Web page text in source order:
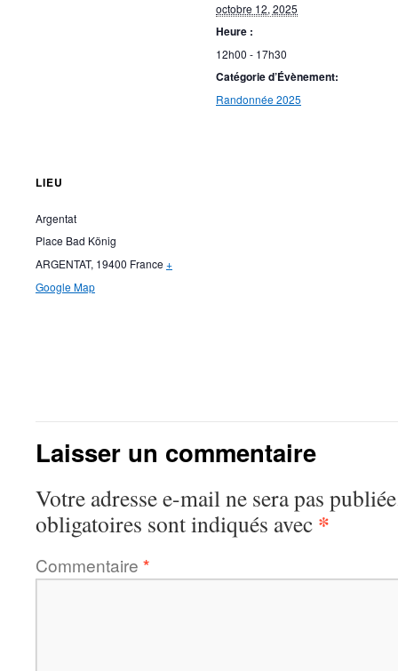
octobre 12, 2025
Heure :
12h00 - 17h30
Catégorie d’Évènement:
Randonnée 2025
LIEU
Argentat
Place Bad König
ARGENTAT, 19400 France +
Google Map
Laisser un commentaire
Votre adresse e-mail ne sera pas
obligatoires sont indiqués avec *
Commentaire *